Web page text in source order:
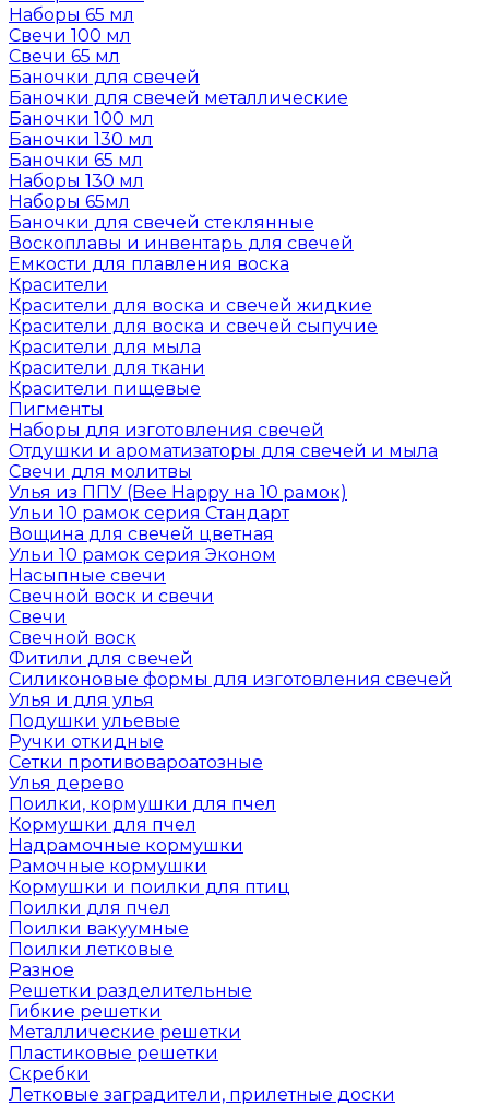
Наборы 65 мл
Свечи 100 мл
Свечи 65 мл
Баночки для свечей
Баночки для свечей металлические
Баночки 100 мл
Баночки 130 мл
Баночки 65 мл
Наборы 130 мл
Наборы 65мл
Баночки для свечей стеклянные
Воскоплавы и инвентарь для свечей
Емкости для плавления воска
Красители
Красители для воска и свечей жидкие
Красители для воска и свечей сыпучие
Красители для мыла
Красители для ткани
Красители пищевые
Пигменты
Наборы для изготовления свечей
Отдушки и ароматизаторы для свечей и мыла
Свечи для молитвы
Улья из ППУ (Bee Happy на 10 рамок)
Ульи 10 рамок серия Стандарт
Вощина для свечей цветная
Ульи 10 рамок серия Эконом
Насыпные свечи
Свечной воск и свечи
Свечи
Свечной воск
Фитили для свечей
Силиконовые формы для изготовления свечей
Улья и для улья
Подушки ульевые
Ручки откидные
Сетки противовароатозные
Улья дерево
Поилки, кормушки для пчел
Кормушки для пчел
Надрамочные кормушки
Рамочные кормушки
Кормушки и поилки для птиц
Поилки для пчел
Поилки вакуумные
Поилки летковые
Разное
Решетки разделительные
Гибкие решетки
Металлические решетки
Пластиковые решетки
Скребки
Летковые заградители, прилетные доски